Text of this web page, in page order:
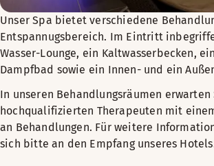
Unser Spa bietet verschiedene
Entspannugsbereich. Im Eintritt
Wasser-Lounge, ein Kaltwasserbecken,
Dampfbad sowie ein Innen- und ein
In unseren Behandlungsräumen erwarten
hochqualifizierten Therapeuten mit
an Behandlungen. Für weitere
sich bitte an den Empfang unseres